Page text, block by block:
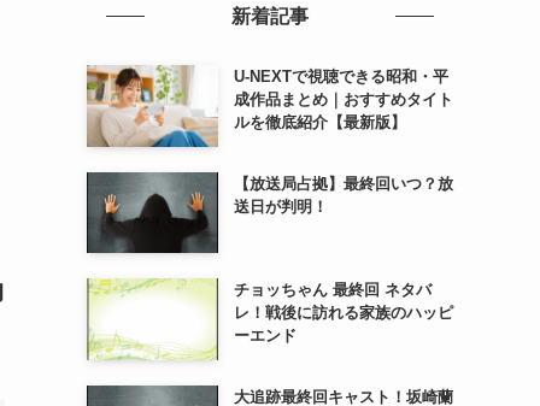
新着記事
U-NEXTで視聴できる昭和・平
成作品まとめ｜おすすめタイト
ルを徹底紹介【最新版】
【放送局占拠】最終回いつ？放
送日が判明！
チョッちゃん 最終回 ネタバ
レ！戦後に訪れる家族のハッピ
ーエンド
大追跡最終回キャスト！坂崎蘭